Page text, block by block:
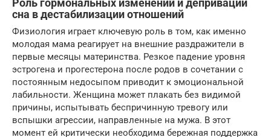
Роль гормональных изменений и депривации
сна в дестабилизации отношений
Физиология играет ключевую роль в том, как именно
молодая мама реагирует на внешние раздражители в
первые месяцы материнства. Резкое падение уровня
эстрогена и прогестерона после родов в сочетании с
постоянным недосыпом приводит к эмоциональной
лабильности. Женщина может плакать без видимой
причины, испытывать беспричинную тревогу или
вспышки агрессии, направленные на мужа. В этот
момент ей критически необходима бережная поддержка